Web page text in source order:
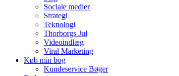
Sociale medier
Strategi
Teknologi
Thorborgs Jul
Videoindlæg
Viral Marketing
Køb min bog
Kundeservice Bøger